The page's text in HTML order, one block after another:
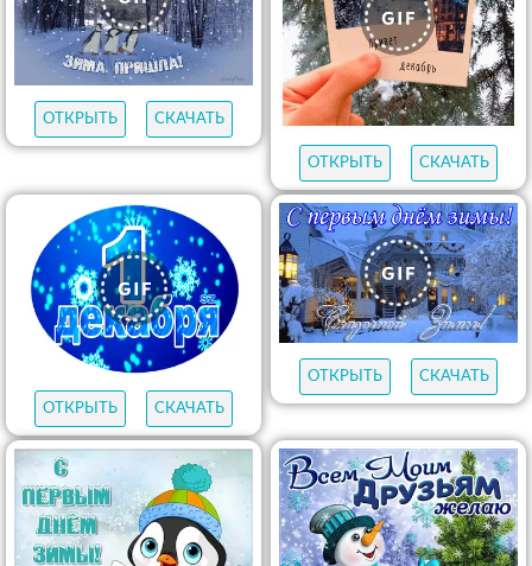
ОТКРЫТЬ СКАЧАТЬ
ОТКРЫТЬ СКАЧАТЬ
ОТКРЫТЬ СКАЧАТЬ
ОТКРЫТЬ СКАЧАТЬ